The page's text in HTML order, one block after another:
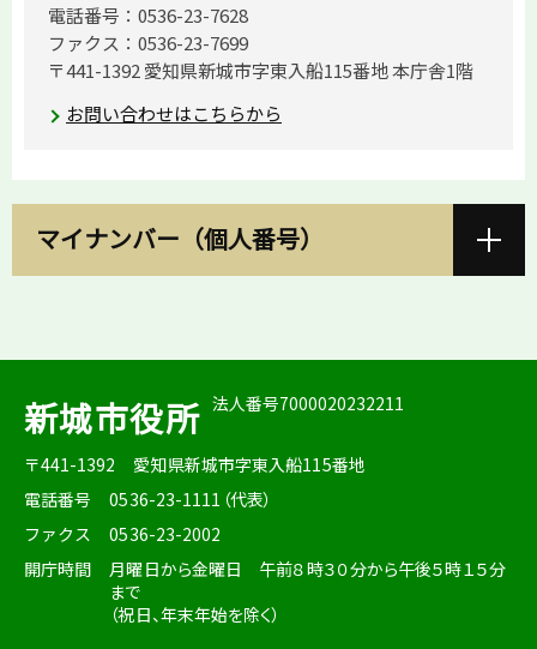
電話番号：0536-23-7628
ファクス：0536-23-7699
〒441-1392 愛知県新城市字東入船115番地 本庁舎1階
お問い合わせはこちらから
マイナンバー（個人番号）
新城市役所 法人番号7000020232211
〒441-1392
愛知県新城市字東入船115番地
電話番号
0536-23-1111（代表）
ファクス
0536-23-2002
開庁時間
月曜日から金曜日 午前８時３０分から午後５時１５分
まで
（祝日、年末年始を除く）